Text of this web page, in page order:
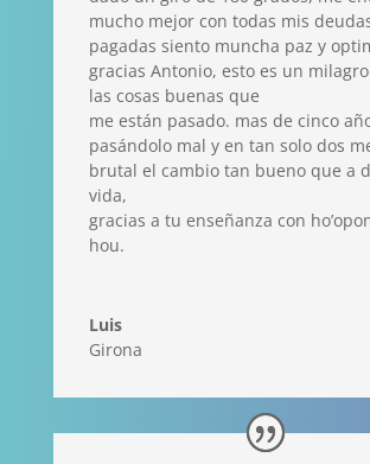
mucho mejor con todas mis
pagadas siento muncha paz y
gracias Antonio, esto es un
las cosas buenas que
me están pasado. mas de cinco
pasándolo mal y en tan solo dos
brutal el cambio tan bueno que a
vida,
gracias a tu enseñanza con
hou.
Luis
Girona